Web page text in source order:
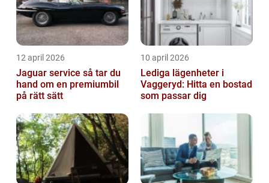
12 april 2026
Jaguar service så tar du
hand om en premiumbil
på rätt sätt
10 april 2026
Lediga lägenheter i
Vaggeryd: Hitta en bostad
som passar dig